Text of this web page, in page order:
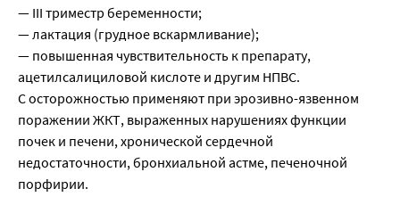
— III триместр беременности;
— лактация (грудное вскармливание);
— повышенная чувствительность к препарату,
ацетилсалициловой кислоте и другим НПВС.
С осторожностью применяют при эрозивно-язвенном
поражении ЖКТ, выраженных нарушениях функции
почек и печени, хронической сердечной
недостаточности, бронхиальной астме, печеночной
порфирии.